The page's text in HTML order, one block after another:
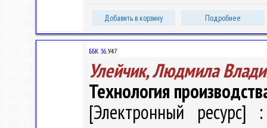
Добавить в корзину Подробнее
ББК 36.У47
Улейчик, Людмила
Технология
[Электронный ресурс]